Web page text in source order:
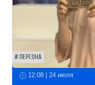
ПЕРСОНА
12:08 | 24 июля